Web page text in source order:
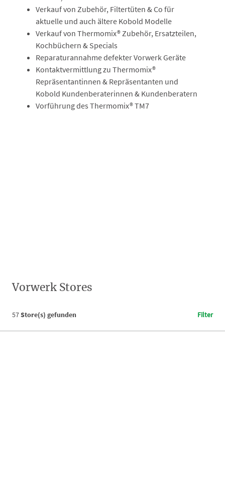
Verkauf von Zubehör, Filtertüten & Co für
aktuelle und auch ältere Kobold Modelle
Verkauf von Thermomix® Zubehör, Ersatzteilen,
Kochbüchern & Specials
Reparaturannahme defekter Vorwerk Geräte
Kontaktvermittlung zu Thermomix®
Repräsentantinnen & Repräsentanten und
Kobold Kundenberaterinnen & Kundenberatern
Vorführung des Thermomix® TM7
Vorwerk Stores
57Store(s) gefunden Filter